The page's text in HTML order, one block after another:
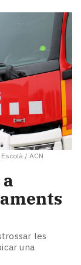
Escolà / ACN
les
una